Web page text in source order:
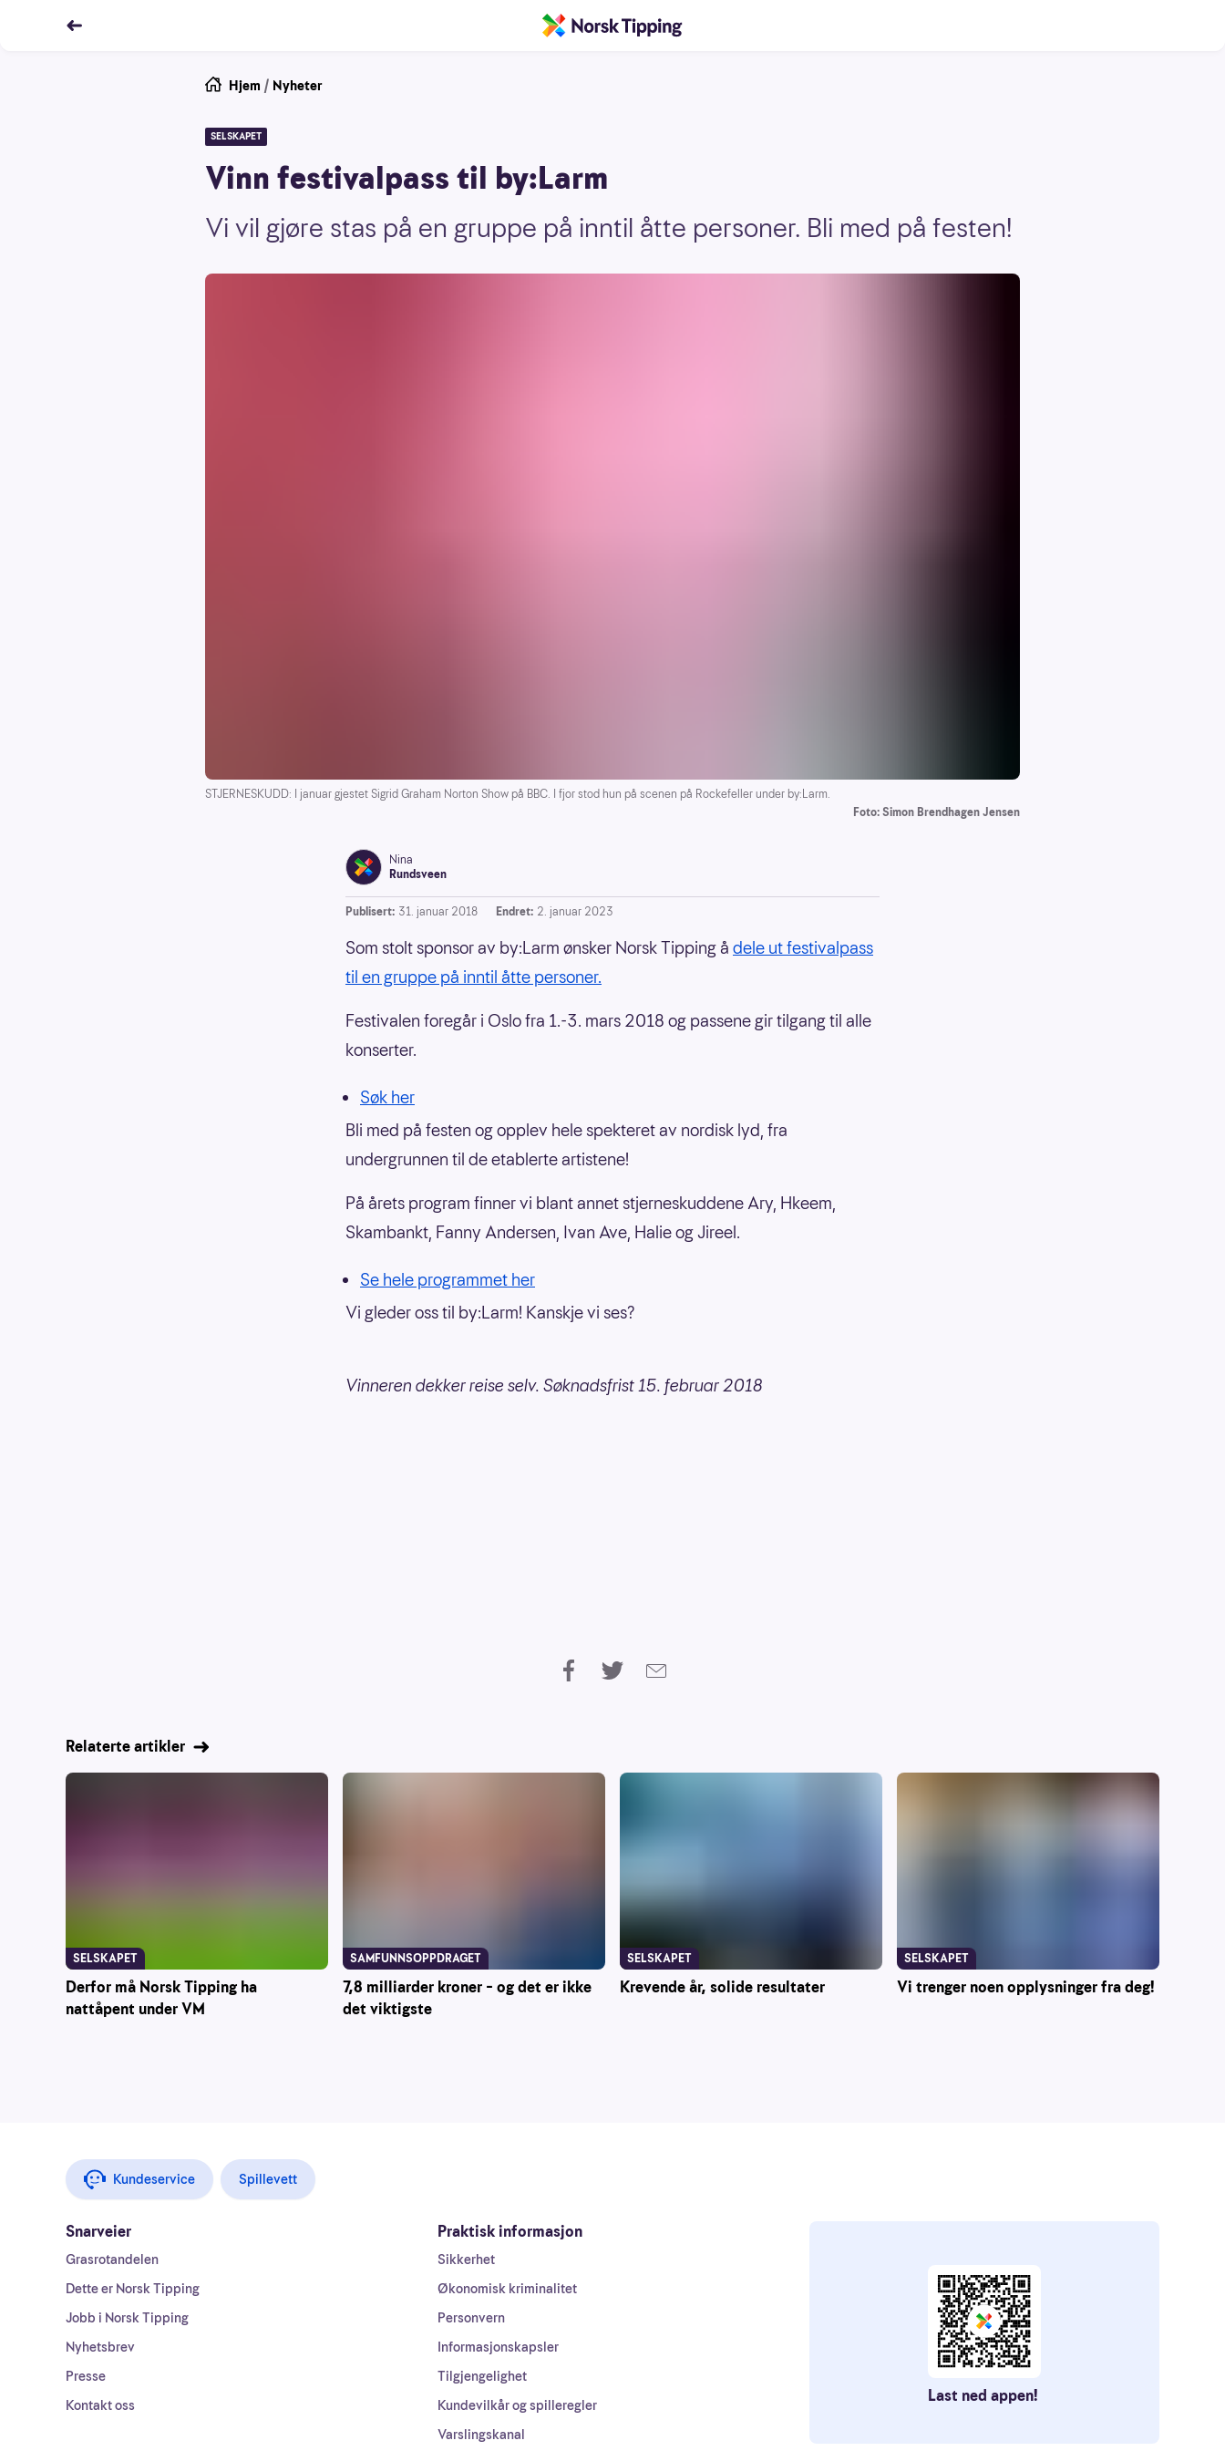
Hjem / Nyheter
SELSKAPET
Vinn festivalpass til by:Larm
Vi vil gjøre stas på en gruppe på inntil åtte personer. Bli med på festen!
STJERNESKUDD: I januar gjestet Sigrid Graham Norton Show på BBC. I fjor stod hun på scenen på Rockefeller under by:Larm.
Foto: Simon Brendhagen Jensen
Nina
Rundsveen
Publisert: 31. januar 2018 Endret: 2. januar 2023
Som stolt sponsor av by:Larm ønsker Norsk Tipping å dele ut festivalpass
til en gruppe på inntil åtte personer.
Festivalen foregår i Oslo fra 1.-3. mars 2018 og passene gir tilgang til alle
konserter.
Søk her
Bli med på festen og opplev hele spekteret av nordisk lyd, fra
undergrunnen til de etablerte artistene!
På årets program finner vi blant annet stjerneskuddene Ary, Hkeem,
Skambankt, Fanny Andersen, Ivan Ave, Halie og Jireel.
Se hele programmet her
Vi gleder oss til by:Larm! Kanskje vi ses?
Vinneren dekker reise selv. Søknadsfrist 15. februar 2018
Relaterte artikler
Derfor må Norsk Tipping ha
nattåpent under VM
SELSKAPET
7,8 milliarder kroner – og det er ikke
det viktigste
SAMFUNNSOPPDRAGET
Krevende år, solide resultater
SELSKAPET
Vi trenger noen opplysninger fra deg!
SELSKAPET
Kundeservice Spillevett
Snarveier
Grasrotandelen
Dette er Norsk Tipping
Jobb i Norsk Tipping
Nyhetsbrev
Presse
Kontakt oss
Praktisk informasjon
Sikkerhet
Økonomisk kriminalitet
Personvern
Informasjonskapsler
Tilgjengelighet
Kundevilkår og spilleregler
Varslingskanal
Last ned appen!